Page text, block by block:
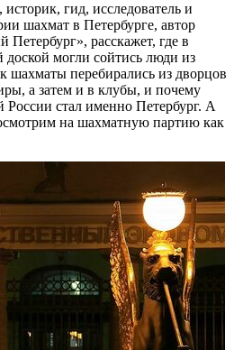
гид, исследователь и
шахмат в Петербурге, автор
расскажет, где в
доской могли сойтись люди из
шахматы перебирались из дворцов
а затем и в клубы, и почему
России стал именно Петербург. А
на шахматную партию как